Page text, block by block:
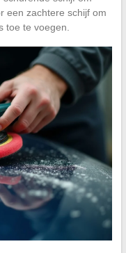
een zachtere schijf om
toe te voegen.